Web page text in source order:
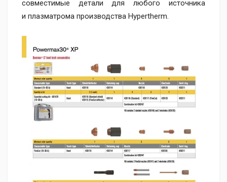
совместимые детали для любого источника
и плазматрома производства Hypertherm.